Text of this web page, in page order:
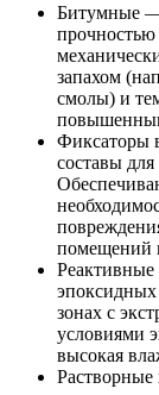
Битумные —
запахом
смолы) и
Фиксаторы
составы
помещений
зонах с
условиями
высокая